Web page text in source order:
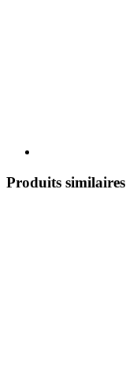
Produits similaires